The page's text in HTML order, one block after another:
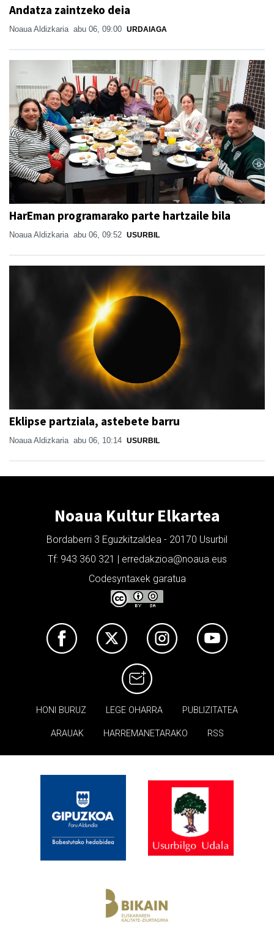
Andatza zaintzeko deia
Noaua Aldizkaria abu 06, 09:00 URDAIAGA
HarEman programarako parte hartzaile bila
Noaua Aldizkaria abu 06, 09:52 USURBIL
Eklipse partziala, astebete barru
Noaua Aldizkaria abu 06, 10:14 USURBIL
Noaua Kultur Elkartea
Bordaberri 3 Eguzkitzaldea - 20170 Usurbil
Tf: 943 360 321 | erredakzioa@noaua.eus
Codesyntaxek garatua
HONI BURUZ LEGE OHARRA PUBLIZITATEA
ARAUAK HARREMANETARAKO RSS